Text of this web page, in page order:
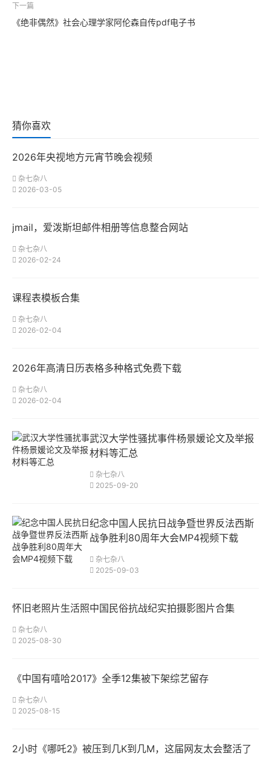
下一篇
《绝非偶然》社会心理学家阿伦森自传pdf电子书
猜你喜欢
2026年央视地方元宵节晚会视频
杂七杂八
2026-03-05
jmail，爱泼斯坦邮件相册等信息整合网站
杂七杂八
2026-02-24
课程表模板合集
杂七杂八
2026-02-04
2026年高清日历表格多种格式免费下载
杂七杂八
2026-02-04
武汉大学性骚扰事件杨景媛论文及举报
材料等汇总
杂七杂八
2025-09-20
纪念中国人民抗日战争暨世界反法西斯
战争胜利80周年大会MP4视频下载
杂七杂八
2025-09-03
怀旧老照片生活照中国民俗抗战纪实拍摄影图片合集
杂七杂八
2025-08-30
《中国有嘻哈2017》全季12集被下架综艺留存
杂七杂八
2025-08-15
2小时《哪吒2》被压到几K到几M，这届网友太会整活了